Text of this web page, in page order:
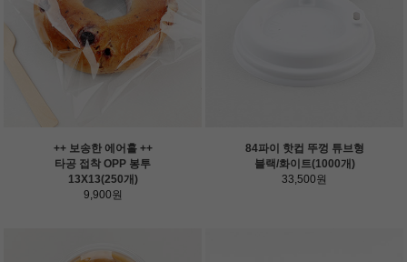
++ 보송한 에어홀 ++
타공 접착 OPP 봉투
13X13(250개)
9,900원
84파이 핫컵 뚜껑 튜브형
블랙/화이트(1000개)
33,500원